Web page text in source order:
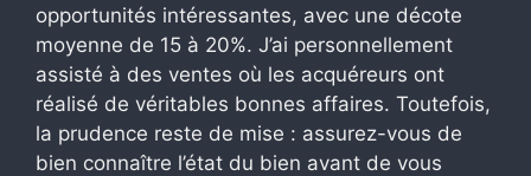
opportunités intéressantes, avec une décote
moyenne de 15 à 20%. J’ai personnellement
assisté à des ventes où les acquéreurs ont
réalisé de véritables bonnes affaires. Toutefois,
la prudence reste de mise : assurez-vous de
bien connaître l’état du bien avant de vous